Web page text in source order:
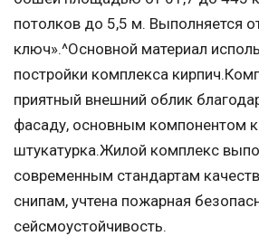
потолков до 5,5 м. Выполняется
ключ».^Основной материал
постройки комплекса
приятный внешний облик
фасаду, основным компонентом
штукатурка.Жилой комплекс
современным стандартам
снипам, учтена пожарная
сейсмоустойчивость.